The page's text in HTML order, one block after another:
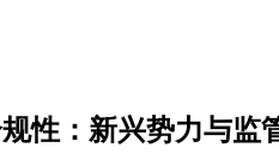
性：新兴势力与监